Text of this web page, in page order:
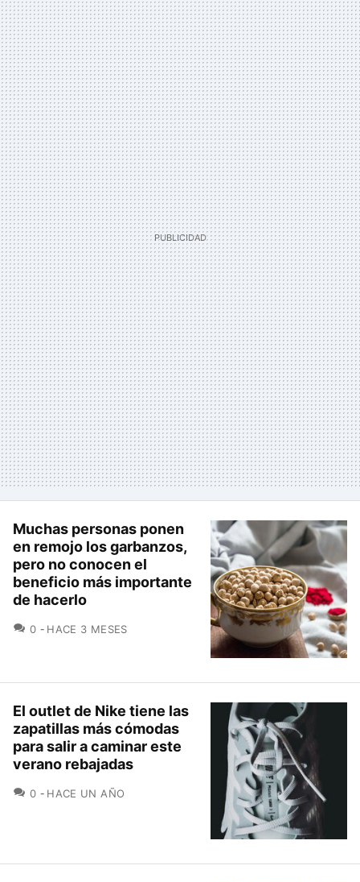
Muchas personas ponen
en remojo los garbanzos,
pero no conocen el
beneficio más importante
de hacerlo
0 COMENTARIOS
HACE 3 MESES
El outlet de Nike tiene las
zapatillas más cómodas
para salir a caminar este
verano rebajadas
0 COMENTARIOS
HACE UN AÑO